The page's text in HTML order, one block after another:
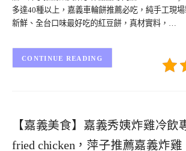
多達40種以上，嘉義車輪餅推薦必吃，純手工現
新鮮、全台口味最好吃的紅豆餅，真材實料，…
CONTINUE READING
【嘉義美食】嘉義秀姨炸雞冷飲
fried chicken，萍子推薦嘉義炸